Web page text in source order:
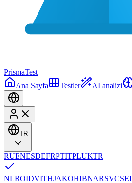
PrismaTest
Ana Sayfa
Testler AI analizi
TR
RUENESDEFRPTITPLUKTR
NLROIDVITHJAKOHIBNARSVCS